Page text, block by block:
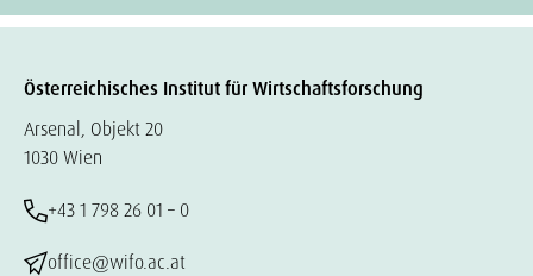
Österreichisches Institut für Wirtschaftsforschung
Arsenal, Objekt 20
1030 Wien
+43 1 798 26 01 – 0
office@wifo.ac.at